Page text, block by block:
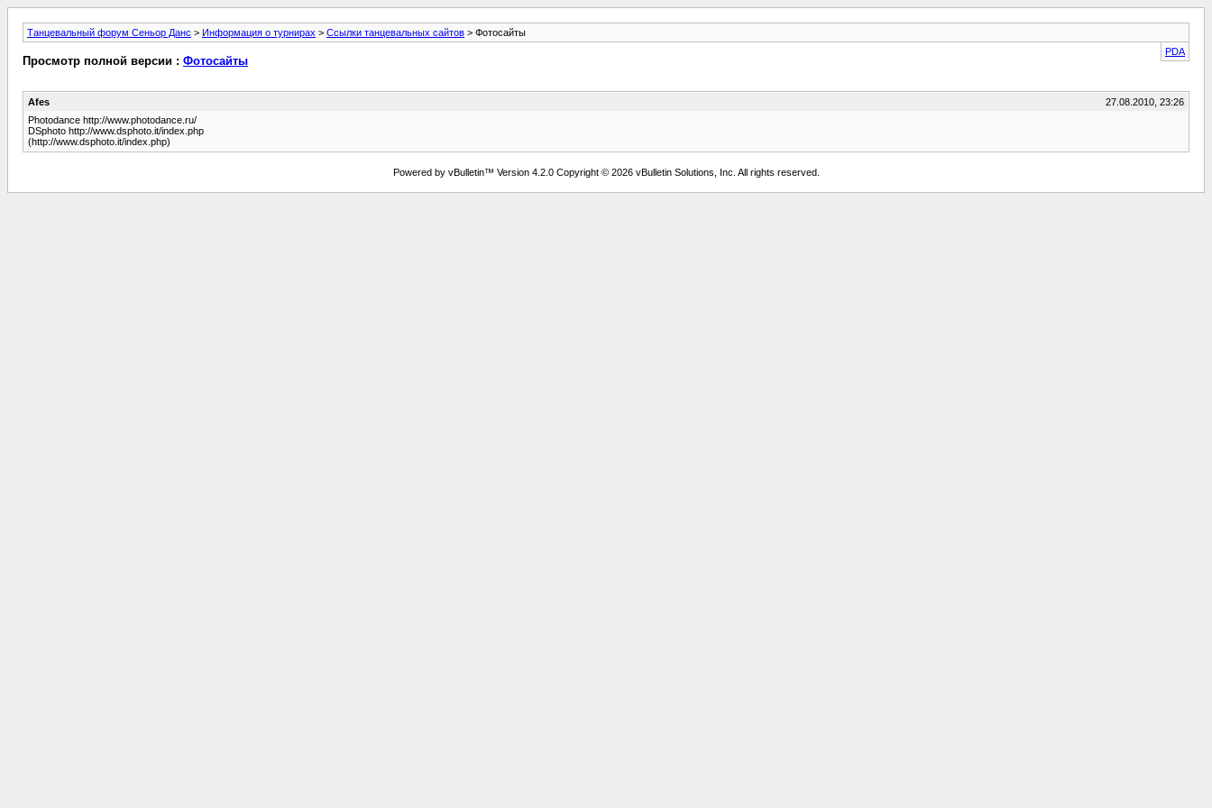
Танцевальный форум Сеньор Данс > Информация о турнирах > Cсылки танцевальных сайтов > Фотосайты
PDA
Просмотр полной версии : Фотосайты
Afes
27.08.2010, 23:26
Photodance http://www.photodance.ru/
DSphoto http://www.dsphoto.it/index.php
(http://www.dsphoto.it/index.php)
Powered by vBulletin™ Version 4.2.0 Copyright © 2026 vBulletin Solutions, Inc. All rights reserved.